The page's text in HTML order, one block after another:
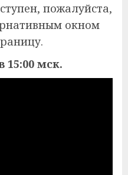
пожалуйста,
окном
15:00 мск.